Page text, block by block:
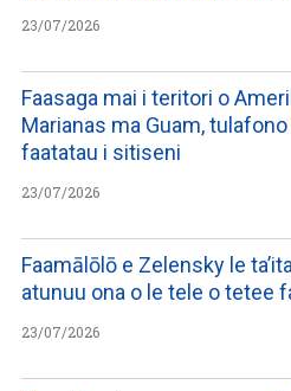
23/07/2026
Faasaga mai i teritori o
Marianas ma Guam,
faatatau i sitiseni
23/07/2026
Faamālōlō e Zelensky le
atunuu ona o le tele o tetee
23/07/2026